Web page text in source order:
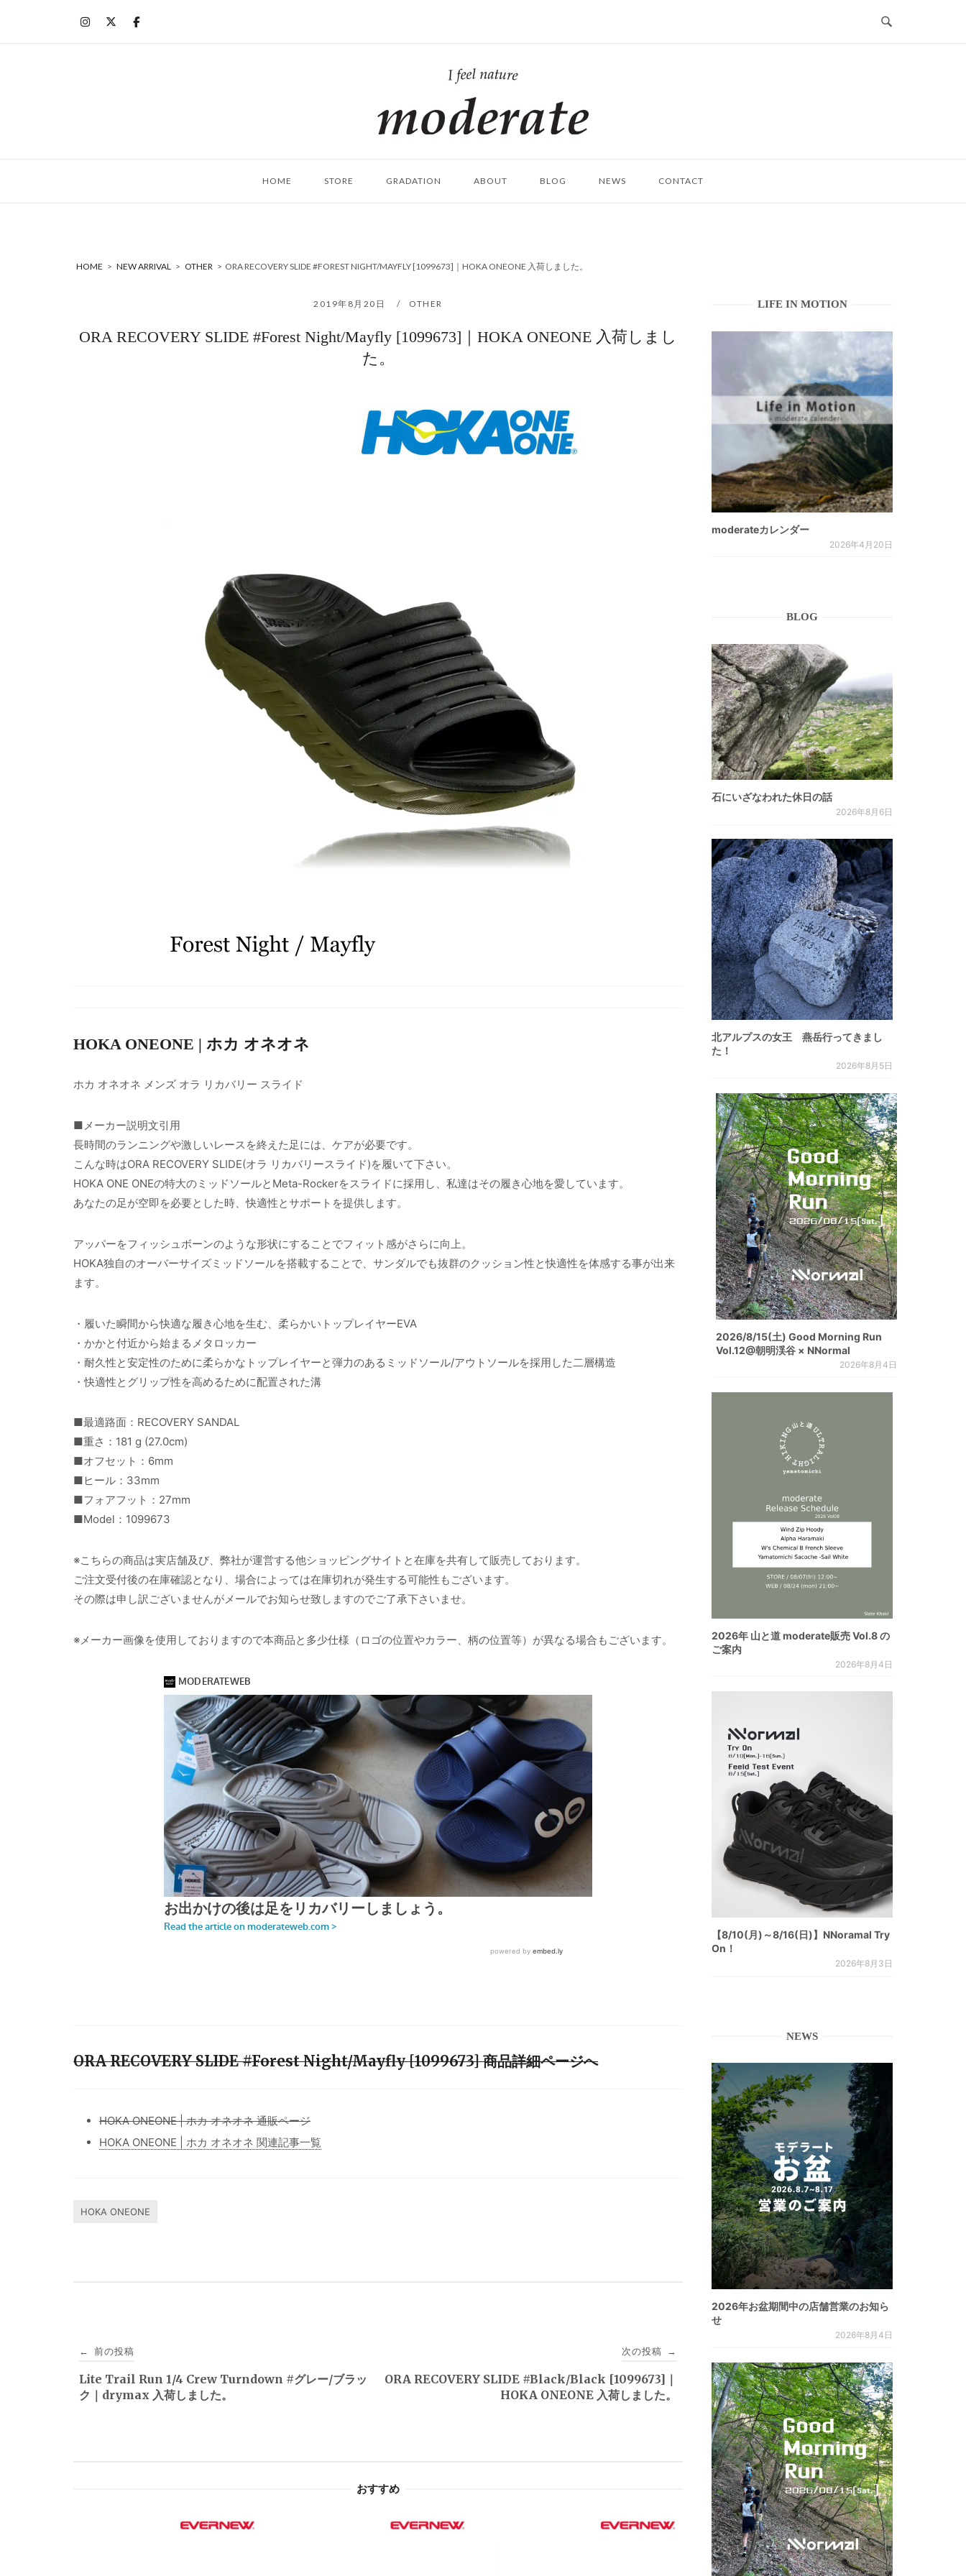
ム
HOME STORE GRADATION ABOUT BLOG NEWS CONTACT
HOME > NEW ARRIVAL > OTHER > ORA RECOVERY SLIDE #FOREST NIGHT/MAYFLY [1099673]｜HOKA ONEONE 入荷しました。
2019年8月20日 OTHER
ORA RECOVERY SLIDE #Forest Night/Mayfly [1099673]｜HOKA ONEONE 入荷しまし
た。
HOKA ONEONE | ホカ オネオネ
ホカ オネオネ メンズ オラ リカバリー スライド
■メーカー説明文引用
長時間のランニングや激しいレースを終えた足には、ケアが必要です。
こんな時はORA RECOVERY SLIDE(オラ リカバリースライド)を履いて下さい。
HOKA ONE ONEの特大のミッドソールとMeta-Rockerをスライドに採用し、私達はその履き心地を愛しています。
あなたの足が空即を必要とした時、快適性とサポートを提供します。
アッパーをフィッシュボーンのような形状にすることでフィット感がさらに向上。
HOKA独自のオーバーサイズミッドソールを搭載することで、サンダルでも抜群のクッション性と快適性を体感する事が出来
ます。
・履いた瞬間から快適な履き心地を生む、柔らかいトップレイヤーEVA
・かかと付近から始まるメタロッカー
・耐久性と安定性のために柔らかなトップレイヤーと弾力のあるミッドソール/アウトソールを採用した二層構造
・快適性とグリップ性を高めるために配置された溝
■最適路面：RECOVERY SANDAL
■重さ：181 g (27.0cm)
■オフセット：6mm
■ヒール：33mm
■フォアフット：27mm
■Model：1099673
※こちらの商品は実店舗及び、弊社が運営する他ショッピングサイトと在庫を共有して販売しております。
ご注文受付後の在庫確認となり、場合によっては在庫切れが発生する可能性もございます。
その際は申し訳ございませんがメールでお知らせ致しますのでご了承下さいませ。
※メーカー画像を使用しておりますので本商品と多少仕様（ロゴの位置やカラー、柄の位置等）が異なる場合もございます。
ORA RECOVERY SLIDE #Forest Night/Mayfly [1099673] 商品詳細ページへ
HOKA ONEONE | ホカ オネオネ 通販ページ
HOKA ONEONE | ホカ オネオネ 関連記事一覧
HOKA ONEONE
稿
ナ
← 前の投稿
Lite Trail Run 1/4 Crew Turndown #グレー/ブラッ
ク｜drymax 入荷しました。
次の投稿 →
ORA RECOVERY SLIDE #Black/Black [1099673]｜
HOKA ONEONE 入荷しました。
おすすめ
LIFE IN MOTION
moderateカレンダー
2026年4月20日
BLOG
石にいざなわれた休日の話
2026年8月6日
北アルプスの女王 燕岳行ってきまし
た！
2026年8月5日
2026/8/15(土) Good Morning Run
Vol.12@朝明渓谷 × NNormal
2026年8月4日
2026年 山と道 moderate販売 Vol.8 の
ご案内
2026年8月4日
【8/10(月)～8/16(日)】NNoramal Try
On！
2026年8月3日
NEWS
2026年お盆期間中の店舗営業のお知ら
せ
2026年8月4日